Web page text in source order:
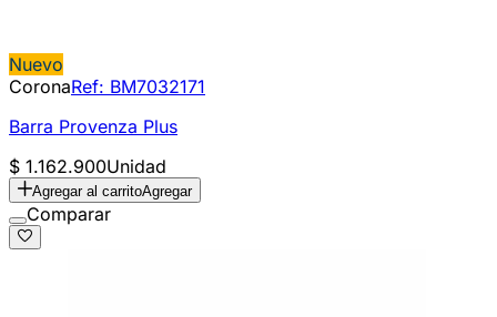
Nuevo
CoronaRef: BM7032171
Barra Provenza Plus
$ 1.162.900Unidad
Agregar al carritoAgregar
Comparar